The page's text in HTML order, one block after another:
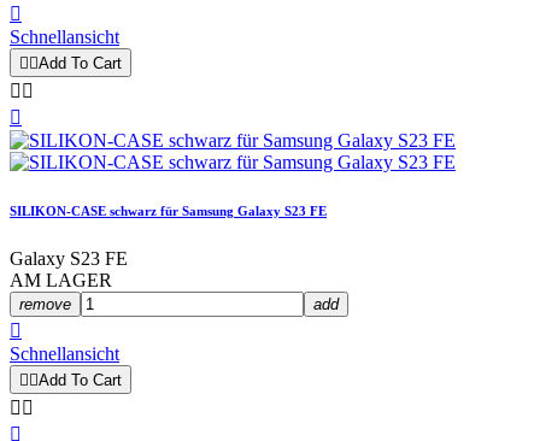

Schnellansicht
 Add To Cart
 

SILIKON-CASE schwarz für Samsung Galaxy S23 FE
Galaxy S23 FE
AM LAGER
remove add

Schnellansicht
 Add To Cart
 
